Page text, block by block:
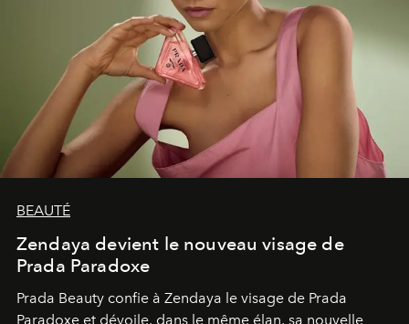
BEAUTÉ
Zendaya devient le nouveau visage de
Prada Paradoxe
Prada Beauty confie à Zendaya le visage de Prada
Paradoxe et dévoile, dans le même élan, sa nouvelle